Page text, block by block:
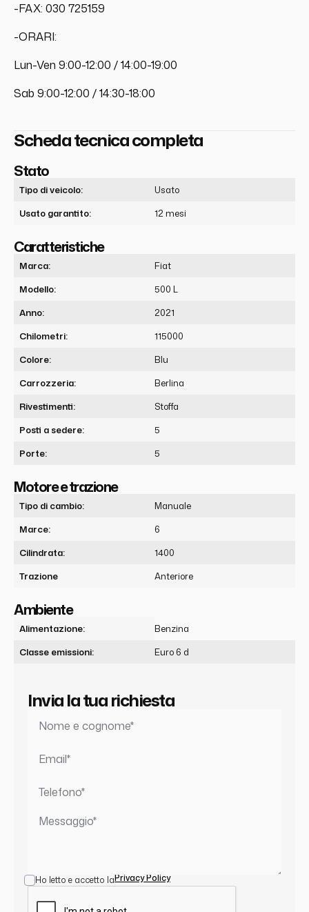
-FAX: 030 725159
-ORARI:
Lun-Ven 9:00-12:00 / 14:00-19:00
Sab 9:00-12:00 / 14:30-18:00
Scheda tecnica completa
Stato
Tipo di veicolo:
Usato
Usato garantito:
12 mesi
Caratteristiche
Marca:
Fiat
Modello:
500 L
Anno:
2021
Chilometri:
115000
Colore:
Blu
Carrozzeria:
Berlina
Rivestimenti:
Stoffa
Posti a sedere:
5
Porte:
5
Motore e trazione
Tipo di cambio:
Manuale
Marce:
6
Cilindrata:
1400
Trazione
Anteriore
Ambiente
Alimentazione:
Benzina
Classe emissioni:
Euro 6 d
Invia la tua richiesta
Ho letto e accetto laPrivacy Policy